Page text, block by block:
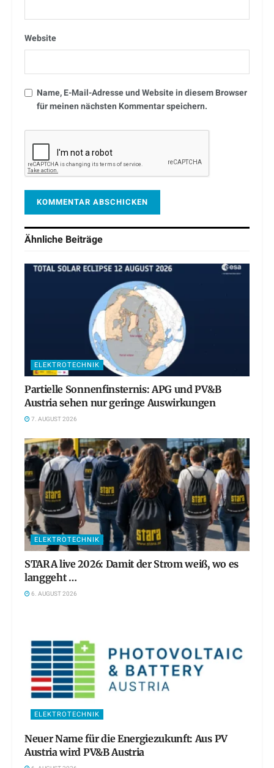
Website
Name, E-Mail-Adresse und Website in diesem Browser
für meinen nächsten Kommentar speichern.
Ähnliche Beiträge
ELEKTROTECHNIK
Partielle Sonnenfinsternis: APG und PV&B
Austria sehen nur geringe Auswirkungen
7. AUGUST 2026
ELEKTROTECHNIK
STARA live 2026: Damit der Strom weiß, wo es
langgeht …
6. AUGUST 2026
ELEKTROTECHNIK
Neuer Name für die Energiezukunft: Aus PV
Austria wird PV&B Austria